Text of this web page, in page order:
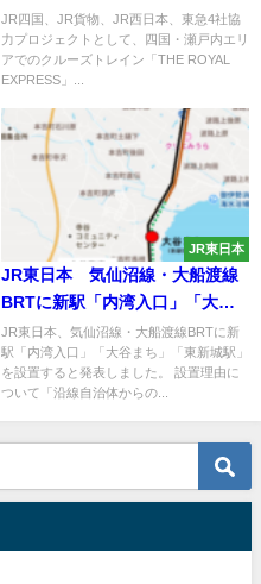
本・東急が協力
JR四国、JR貨物、JR西日本、東急4社協
力プロジェクトとして、四国・瀬戸内エリ
アでのクルーズトレイン「THE ROYAL
EXPRESS」...
JR東日本
JR東日本 気仙沼線・大船渡線
BRTに新駅「内湾入口」「大谷
まち」「東新城」駅を設置
JR東日本、気仙沼線・大船渡線BRTに新
駅「内湾入口」「大谷まち」「東新城駅」
を設置すると発表しました。 設置理由に
ついて「沿線自治体からの...